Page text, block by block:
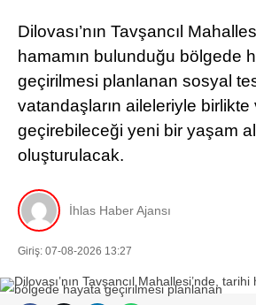
Dilovası’nın Tavşancıl
hamamın bulunduğu bölgede
geçirilmesi planlanan sosyal
vatandaşların aileleriyle birlikte
geçirebileceği yeni bir yaşam
oluşturulacak.
İhlas Haber Ajansı
Giriş: 07-08-2026 13:27